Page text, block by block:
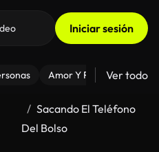
Iniciar sesión
Amor Y Relaciones
Ver todo
Sacando El Teléfono
Del Bolso